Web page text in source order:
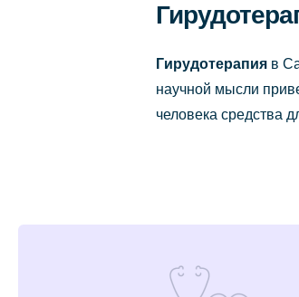
Гирудотерапия в
научной мысли
человека средства